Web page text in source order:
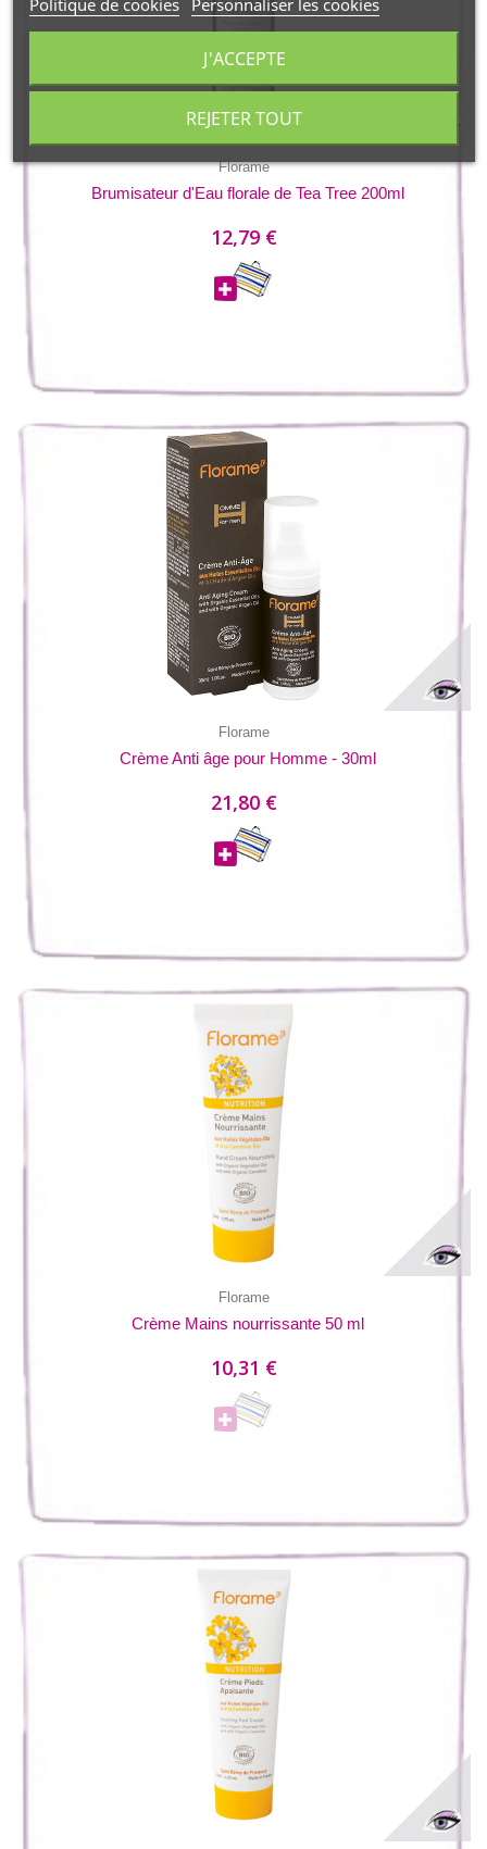
Florame
Brumisateur d'Eau florale de Tea Tree 200ml
12,79 €
Florame
Crème Anti âge pour Homme - 30ml
21,80 €
Florame
Crème Mains nourrissante 50 ml
10,31 €
Politique de cookies Personnaliser les cookies
REJETER TOUT
J'ACCEPTE